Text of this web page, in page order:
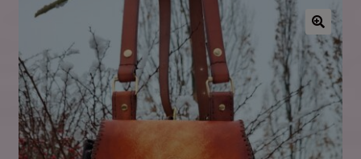
WYPRZEDAŻ
KOSZYK
Rozwiń
menu
🔍